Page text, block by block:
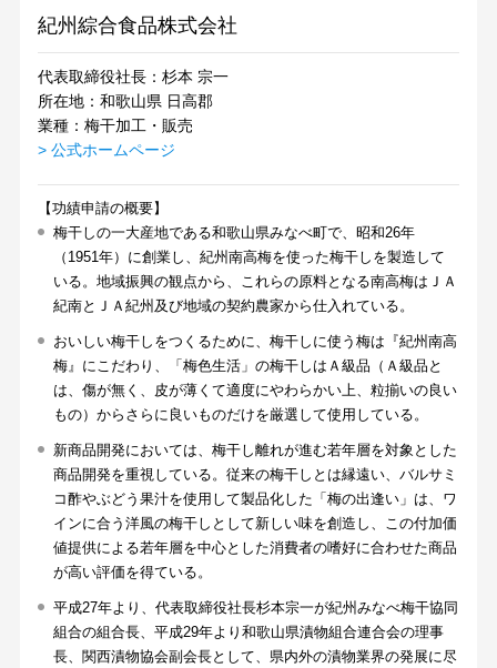
紀州綜合食品株式会社
代表取締役社長：杉本 宗一
所在地：和歌山県 日高郡
業種：梅干加工・販売
> 公式ホームページ
【功績申請の概要】
梅干しの一大産地である和歌山県みなべ町で、昭和26年
（1951年）に創業し、紀州南高梅を使った梅干しを製造して
いる。地域振興の観点から、これらの原料となる南高梅はＪＡ
紀南とＪＡ紀州及び地域の契約農家から仕入れている。
おいしい梅干しをつくるために、梅干しに使う梅は『紀州南高
梅』にこだわり、「梅色生活」の梅干しはＡ級品（Ａ級品と
は、傷が無く、皮が薄くて適度にやわらかい上、粒揃いの良い
もの）からさらに良いものだけを厳選して使用している。
新商品開発においては、梅干し離れが進む若年層を対象とした
商品開発を重視している。従来の梅干しとは縁遠い、バルサミ
コ酢やぶどう果汁を使用して製品化した「梅の出逢い」は、ワ
インに合う洋風の梅干しとして新しい味を創造し、この付加価
値提供による若年層を中心とした消費者の嗜好に合わせた商品
が高い評価を得ている。
平成27年より、代表取締役社長杉本宗一が紀州みなべ梅干協同
組合の組合長、平成29年より和歌山県漬物組合連合会の理事
長、関西漬物協会副会長として、県内外の漬物業界の発展に尽